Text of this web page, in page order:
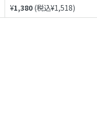
¥1,380 (税込¥1,518)